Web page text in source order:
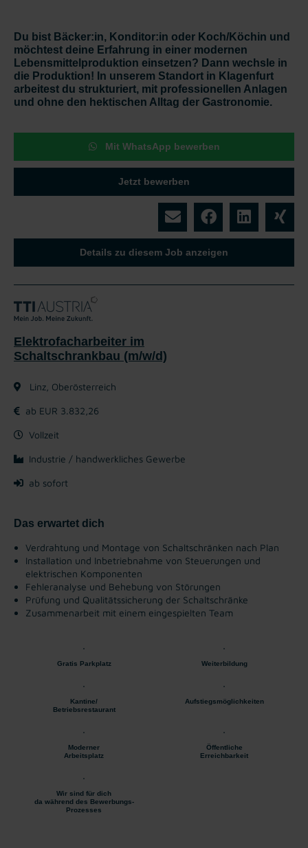
Du bist Bäcker:in, Konditor:in oder Koch/Köchin und
möchtest deine Erfahrung in einer modernen
Lebensmittelproduktion einsetzen? Dann wechsle in
die Produktion! In unserem Standort in Klagenfurt
arbeitest du strukturiert, mit professionellen Anlagen
und ohne den hektischen Alltag der Gastronomie.
Mit WhatsApp bewerben
Jetzt bewerben
Details zu diesem Job anzeigen
Elektrofacharbeiter im
Schaltschrankbau (m/w/d)
Linz, Oberösterreich
ab EUR 3.832,26
Vollzeit
Industrie / handwerkliches Gewerbe
ab sofort
Das erwartet dich
Verdrahtung und Montage von Schaltschränken nach Plan
Installation und Inbetriebnahme von Steuerungen und
elektrischen Komponenten
Fehleranalyse und Behebung von Störungen
Prüfung und Qualitätssicherung der Schaltschränke
Zusammenarbeit mit einem eingespielten Team
Gratis Parkplatz Weiterbildung
Kantine/
Betriebsrestaurant
Aufstiegsmöglichkeiten
Moderner
Arbeitsplatz
Öffentliche
Erreichbarkeit
Wir sind für dich
da während des Bewerbungs-
Prozesses